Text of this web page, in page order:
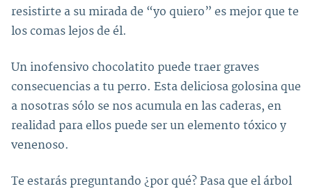
resistirte a su mirada de “yo quiero” es mejor que te
los comas lejos de él.
Un inofensivo chocolatito puede traer graves
consecuencias a tu perro. Esta deliciosa golosina que
a nosotras sólo se nos acumula en las caderas, en
realidad para ellos puede ser un elemento tóxico y
venenoso.
Te estarás preguntando ¿por qué? Pasa que el árbol